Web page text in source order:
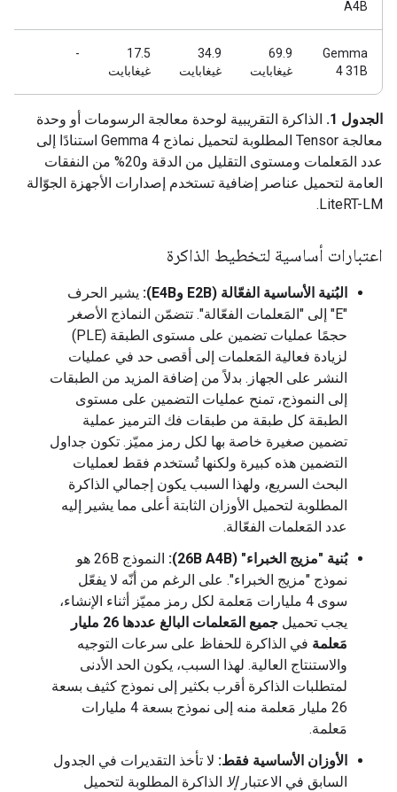
A4B
Gemma
4 31B
69.9
غيغابايت
34.9
غيغابايت
17.5
غيغابايت
-
الجدول 1.
الذاكرة التقريبية لوحدة معالجة الرسومات أو وحدة
معالجة Tensor المطلوبة لتحميل نماذج Gemma 4 استنادًا إلى
عدد المَعلمات ومستوى التقليل من الدقة و20% من النفقات
العامة لتحميل عناصر إضافية تستخدم إصدارات الأجهزة الجوّالة
LiteRT-LM.
اعتبارات أساسية لتخطيط الذاكرة
البُنية الأساسية الفعّالة (E2B وE4B):
يشير الحرف
"E" إلى "المَعلمات الفعّالة". تتضمّن النماذج الأصغر
حجمًا عمليات تضمين على مستوى الطبقة (PLE)
لزيادة فعالية المَعلمات إلى أقصى حد في عمليات
النشر على الجهاز. بدلاً من إضافة المزيد من الطبقات
إلى النموذج، تمنح عمليات التضمين على مستوى
الطبقة كل طبقة من طبقات فك الترميز عملية
تضمين صغيرة خاصة بها لكل رمز مميّز. تكون جداول
التضمين هذه كبيرة ولكنها تُستخدم فقط لعمليات
البحث السريع، ولهذا السبب يكون إجمالي الذاكرة
المطلوبة لتحميل الأوزان الثابتة أعلى مما يشير إليه
عدد المَعلمات الفعّالة.
بُنية "مزيج الخبراء" (26B A4B):
النموذج 26B هو
نموذج "مزيج الخبراء". على الرغم من أنّه لا يفعّل
سوى 4 مليارات مَعلمة لكل رمز مميّز أثناء الإنشاء،
يجب تحميل
جميع المَعلمات البالغ عددها 26 مليار
مَعلمة في الذاكرة للحفاظ على سرعات التوجيه
والاستنتاج العالية. لهذا السبب، يكون الحد الأدنى
لمتطلبات الذاكرة أقرب بكثير إلى نموذج كثيف بسعة
26 مليار مَعلمة منه إلى نموذج بسعة 4 مليارات
مَعلمة.
الأوزان الأساسية فقط: لا تأخذ التقديرات في الجدول
السابق في الاعتبارإلا الذاكرة المطلوبة لتحميل